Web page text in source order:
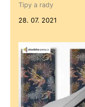
Tipy a rady
28. 07. 2021